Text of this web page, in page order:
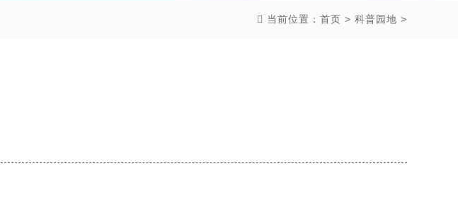
当前位置： 首页 > 科普园地 >